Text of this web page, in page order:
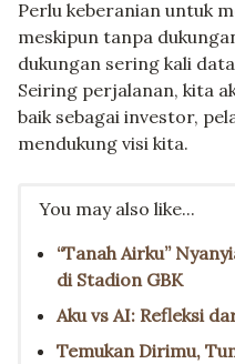
Perlu keberanian untuk
meskipun tanpa
dukungan sering kali
Seiring perjalanan, kita
baik sebagai investor,
mendukung visi kita.
You may also like...
“Tanah Airku”
di Stadion GBK
Aku vs AI: Refleksi
Temukan Dirimu,